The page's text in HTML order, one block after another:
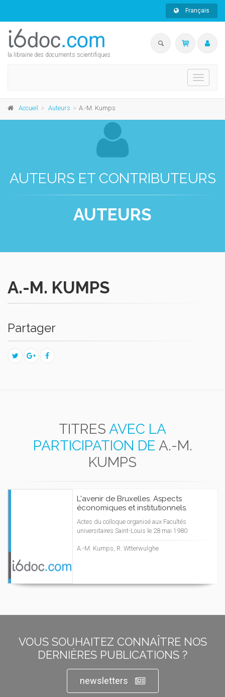
Français
la librairie des documents scientifiques
Toggle
Accueil Auteurs A.-M. Kumps
AUTEURS ET CONTRIBUTEURS
AUTEURS
A.-M. KUMPS
Partager
TITRES AVEC LA
PARTICIPATION DE A.-M.
KUMPS
L'avenir de Bruxelles. Aspects
économiques et institutionnels.
Actes du colloque organisé aux Facultés
universitaires Saint-Louis le 28 mai 1980
A.-M. Kumps, R. Wtterwulghe
VOUS SOUHAITEZ CONNAÎTRE NOS
DERNIÈRES PUBLICATIONS ?
newsletters